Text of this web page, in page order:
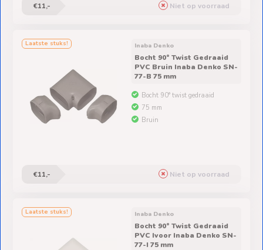
€11,- Niet op voorraad
Laatste stuks! Inaba Denko
Bocht 90° Twist Gedraaid
PVC Bruin Inaba Denko SN-
77-B 75 mm
Bocht 90° twist gedraaid
75 mm
Bruin
€11,- Niet op voorraad
Laatste stuks! Inaba Denko
Bocht 90° Twist Gedraaid
PVC Ivoor Inaba Denko SN-
77-I 75 mm